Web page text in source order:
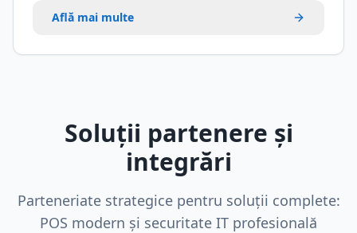
Află mai multe
Soluții partenere și
integrări
Parteneriate strategice pentru soluții complete:
POS modern și securitate IT profesională